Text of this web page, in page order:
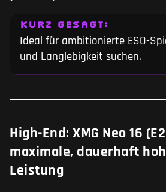
KURZ GESAGT:
Ideal für ambitionierte ESO-
und Langlebigkeit suchen.
High-End: XMG Neo 16
maximale, dauerhaft
Leistung